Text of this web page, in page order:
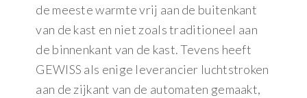
de meeste warmte vrij aan de buitenkant
van de kast en niet zoals traditioneel aan
de binnenkant van de kast. Tevens heeft
GEWISS als enige leverancier luchtstroken
aan de zijkant van de automaten gemaakt,